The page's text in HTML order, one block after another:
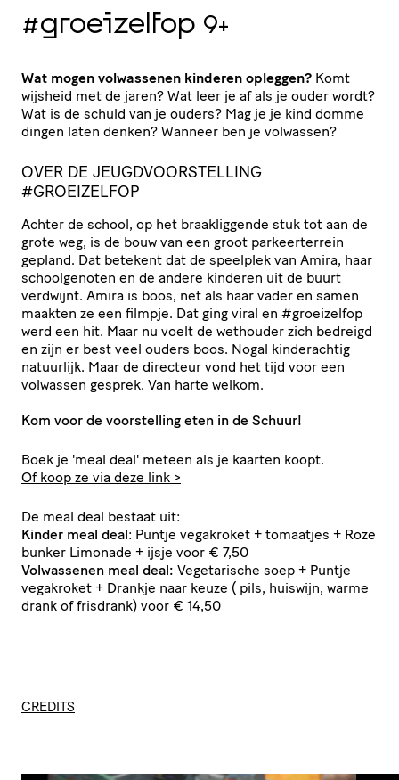
#groeizelfop 9+
Wat mogen volwassenen kinderen opleggen? Komt
wijsheid met de jaren? Wat leer je af als je ouder wordt?
Wat is de schuld van je ouders? Mag je je kind domme
dingen laten denken? Wanneer ben je volwassen?
OVER DE JEUGDVOORSTELLING
#GROEIZELFOP
Achter de school, op het braakliggende stuk tot aan de
grote weg, is de bouw van een groot parkeerterrein
gepland. Dat betekent dat de speelplek van Amira, haar
schoolgenoten en de andere kinderen uit de buurt
verdwijnt. Amira is boos, net als haar vader en samen
maakten ze een filmpje. Dat ging viral en #groeizelfop
werd een hit. Maar nu voelt de wethouder zich bedreigd
en zijn er best veel ouders boos. Nogal kinderachtig
natuurlijk. Maar de directeur vond het tijd voor een
volwassen gesprek. Van harte welkom.
Kom voor de voorstelling eten in de Schuur!
Boek je 'meal deal' meteen als je kaarten koopt.
Of koop ze via deze link >
De meal deal bestaat uit:
Kinder meal deal: Puntje vegakroket + tomaatjes + Roze
bunker Limonade + ijsje voor € 7,50
Volwassenen meal deal: Vegetarische soep + Puntje
vegakroket + Drankje naar keuze ( pils, huiswijn, warme
drank of frisdrank) voor € 14,50
CREDITS